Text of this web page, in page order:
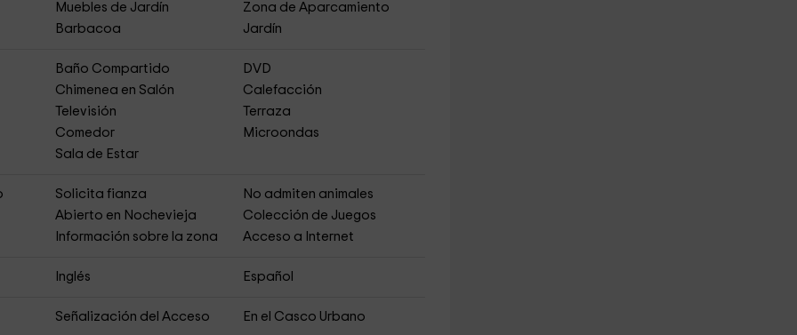
Muebles de Jardín
Zona de Aparcamiento
Barbacoa Jardín
Baño Compartido
DVD
Chimenea en Salón
Calefacción
Televisión
Terraza
Comedor
Microondas
Sala de Estar
Solicita fianza
No admiten animales
Abierto en Nochevieja
Colección de Juegos
Información sobre la zona Acceso a Internet
Inglés Español
Señalización del Acceso En el Casco Urbano